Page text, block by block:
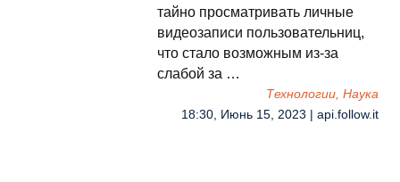
тайно просматривать личные
видеозаписи пользовательниц,
что стало возможным из-за
слабой за …
Технологии, Наука
18:30, Июнь 15, 2023 | api.follow.it